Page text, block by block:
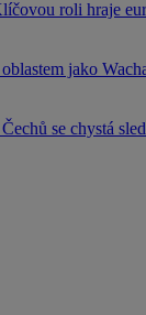
roli hraje
jako
se chystá